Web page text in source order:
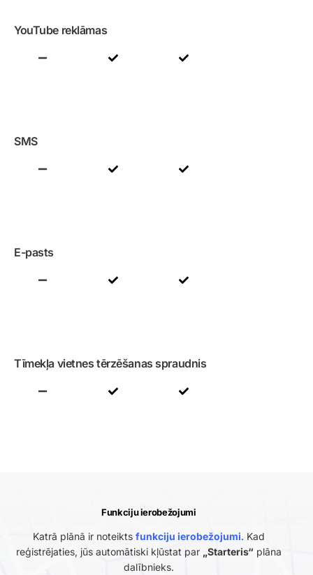
YouTube reklāmas
SMS
E-pasts
Tīmekļa vietnes tērzēšanas spraudnis
Funkciju ierobežojumi
Katrā plānā ir noteikts funkciju ierobežojumi. Kad
reģistrējaties, jūs automātiski kļūstat par „Starteris“ plāna
dalībnieks.